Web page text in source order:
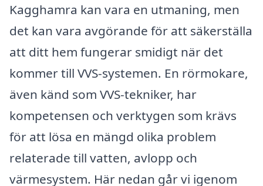
Kagghamra kan vara en utmaning, men
det kan vara avgörande för att säkerställa
att ditt hem fungerar smidigt när det
kommer till VVS-systemen. En rörmokare,
även känd som VVS-tekniker, har
kompetensen och verktygen som krävs
för att lösa en mängd olika problem
relaterade till vatten, avlopp och
värmesystem. Här nedan går vi igenom